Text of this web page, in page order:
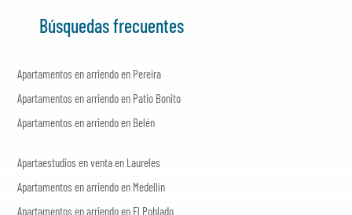
Búsquedas frecuentes
Apartamentos en arriendo en Pereira
Apartamentos en arriendo en Patio Bonito
Apartamentos en arriendo en Belén
Apartaestudios en venta en Laureles
Apartamentos en arriendo en Medellín
Apartamentos en arriendo en El Poblado